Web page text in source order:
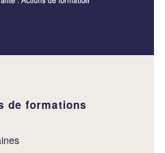
de formations